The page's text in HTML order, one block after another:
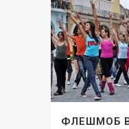
ФЛЕШМОБ